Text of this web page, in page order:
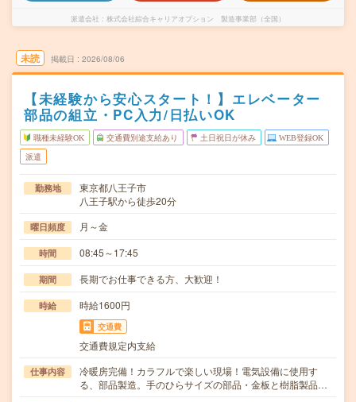
派遣会社 株式会社綜合キャリアオプション 製造事業部（全国）
未読 掲載日 2026/08/06
【未経験から安心スタート！】エレベーター
部品の組立・PC入力/日払いOK
職種未経験OK 交通費別途支給あり 土日祝日が休み WEB登録OK
派遣
勤務地
東京都八王子市
八王子駅から徒歩20分
曜日頻度 月～金
時間 08:45～17:45
期間 長期でお仕事できる方、大歓迎！
時給 時給1600円
交通費
交通費規定内支給
仕事内容
冷暖房完備！カラフルで楽しい現場！電気設備に使用す
る、部品製造。手のひらサイズの部品・金板と樹脂製品…